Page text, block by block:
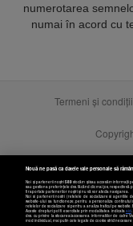
numerotarea
numai în acord cu
Termeni și condiții
Nouă ne pasă ca datele tale personale să
Noi și partenerii noștri589stocăm și/sau accesăm informații
sau gestiona preferințele dvs. făcând clic mai jos, respectiv
fi raportate partenerilor noștri și nu vă vor afecta navigarea.
Noi si partenerii nostri (retelele de socializare si agentiile
website-ului sa functioneze, pentru a personaliza
retelelor de socializare si pentru a analiza traficul pe
Aceste drepturi pot fi exercitate prin modalitatea indicataaici.
dvs. cu privire la stocarea/accesarea informatiilor de catre
mod individual, mai putin cele legate de cookie strict